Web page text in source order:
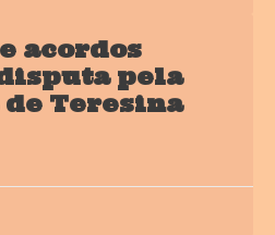
acordos
pela
Teresina